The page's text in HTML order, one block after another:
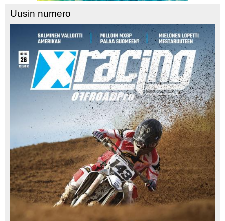
Uusin numero